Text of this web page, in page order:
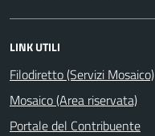
LINK UTILI
Filodiretto (Servizi Mosaico)
Mosaico (Area riservata)
Portale del Contribuente